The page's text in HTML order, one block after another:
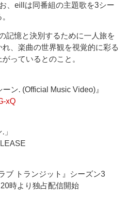
、eillは同番組の主題歌を3シー
記憶と決別するために一人旅を
、楽曲の世界観を視覚的に彩る
っているとのこと。
ン. (Official Music Video)』
xQ
ブ トランジット』シーズン3
時より独占配信開始